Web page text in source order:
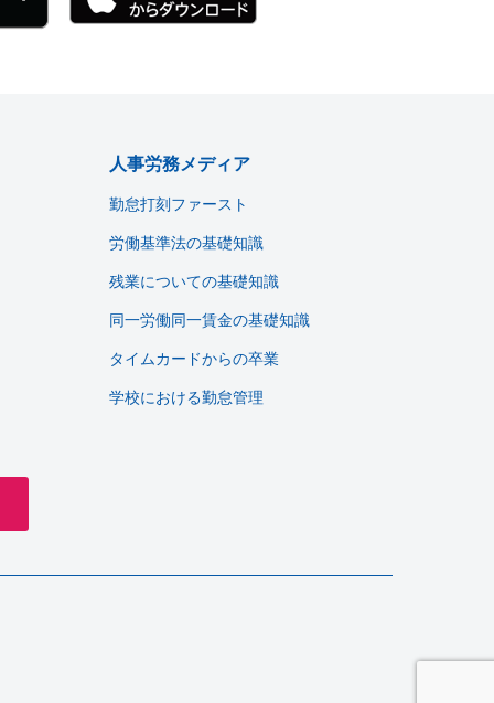
人事労務メディア
勤怠打刻ファースト
労働基準法の基礎知識
残業についての基礎知識
同一労働同一賃金の基礎知識
タイムカードからの卒業
学校における勤怠管理